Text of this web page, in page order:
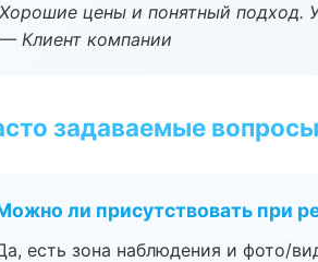
Хорошие цены и понятный подход.
— Клиент компании
задаваемые вопросы
ли присутствовать при
есть зона наблюдения и фото/